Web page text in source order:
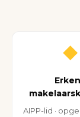
◆
AIPP-lid ·